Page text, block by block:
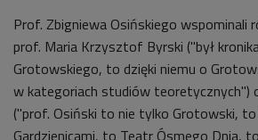
Prof. Zbigniewa Osińskiego wspominali
prof. Maria Krzysztof Byrski ("był
Grotowskiego, to dzięki niemu o
w kategoriach studiów teoretycznych")
("prof. Osiński to nie tylko Grotowski, to
Gardzienicami, to Teatr Ósmego Dnia,